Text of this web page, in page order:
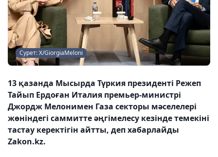
Сурет: Х/GiorgiaMeloni
13 қазанда Мысырда Түркия президенті Режеп
Тайып Ердоған Италия премьер-министрі
Джордж Мелонимен Газа секторы мәселелері
жөніндегі саммитте әңгімелесу кезінде темекіні
тастау керектігін айтты, деп хабарлайды
Zakon.kz.